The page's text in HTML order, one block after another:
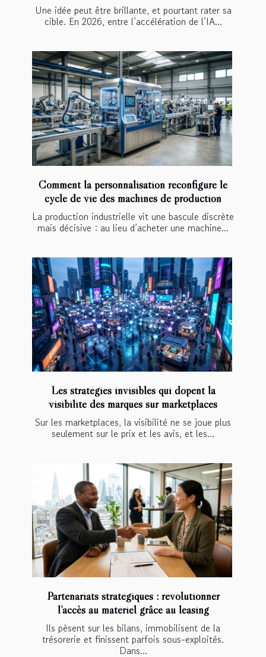
Une idée peut être brillante, et pourtant rater sa
cible. En 2026, entre l’accélération de l’IA...
Comment la personnalisation reconfigure le
cycle de vie des machines de production
La production industrielle vit une bascule discrète
mais décisive : au lieu d’acheter une machine...
Les stratégies invisibles qui dopent la
visibilité des marques sur marketplaces
Sur les marketplaces, la visibilité ne se joue plus
seulement sur le prix et les avis, et les...
Partenariats stratégiques : révolutionner
l’accès au matériel grâce au leasing
Ils pèsent sur les bilans, immobilisent de la
trésorerie et finissent parfois sous-exploités.
Dans...